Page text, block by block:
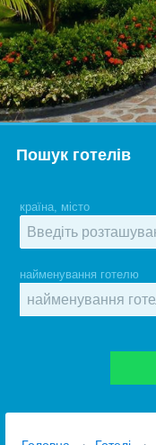
Пошук готелів
країна, місто
найменування готелю